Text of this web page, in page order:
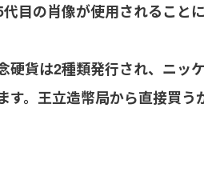
代目の肖像が使用されること
硬貨は2種類発行され、ニッ
す。王立造幣局から直接買